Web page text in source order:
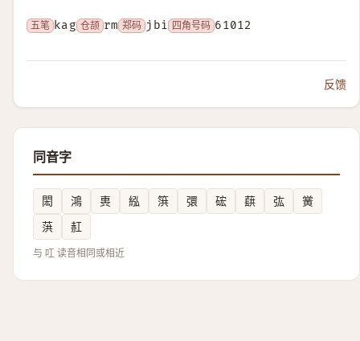
五笔 kag 仓颉 rm 郑码 jbi 四角号码 61012
反馈
同音字
閎 鴻 軣 紭 篊 彋 硡 蕻 㢬
黉
葓
䞑
与 叿 读音相同或相近